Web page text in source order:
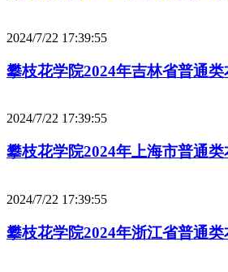
2024/7/22 17:39:55
攀枝花学院2024年吉林省普通
2024/7/22 17:39:55
攀枝花学院2024年上海市普通
2024/7/22 17:39:55
攀枝花学院2024年浙江省普通